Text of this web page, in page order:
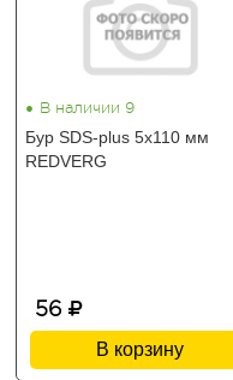
• В наличии 9
Бур SDS-plus 5х110 мм
REDVERG
56
В корзину